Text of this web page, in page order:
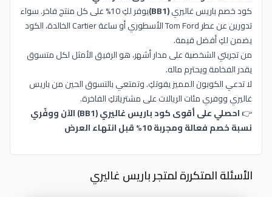
كود خصم باريس غاليري(BB1)
يوفر لكِ 10% على كل منتج فاخر. سواء
تدورين عن عطر Tom Ford الأسطوري أو ساعة Cartier الخالدة، الكود
يضمن لكِ أفضل قيمة.
من تجربتي الشخصية على مدار أشهر، هو الرفيق الأمثل لكل متسوق
يقدر الفخامة ويحترم ماله.
لا تدعي الكوبون المميز يفوتكِ. وتمتعي بالتسوق الحين من باريس
غاليري ووفري مئات الريالات على مشترياتكِ الفاخرة.
👉
احصلي على أقوى كود باريس غاليري (BB1) الآن ووفّري
نسبة خصم فعالة ومجربة 10% قبل انتهاء العرض
الأسئلة المتكررة لمتجر باريس غاليري